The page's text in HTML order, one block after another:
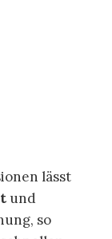
Lecture
Darstellung